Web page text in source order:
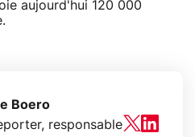
aujourd'hui 120 000
Boero
responsable